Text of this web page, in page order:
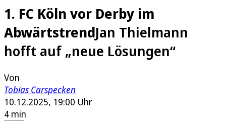
1. FC Köln vor Derby im
AbwärtstrendJan Thielmann
hofft auf „neue Lösungen“
Von
Tobias Carspecken
10.12.2025, 19:00 Uhr
4 min